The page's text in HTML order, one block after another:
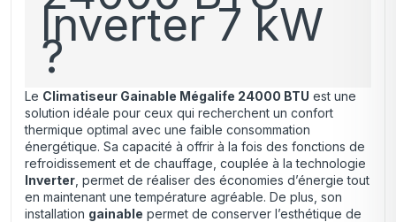
Inverter 7 kW
?
Le Climatiseur Gainable Mégalife 24000 BTU est une
solution idéale pour ceux qui recherchent un confort
thermique optimal avec une faible consommation
énergétique. Sa capacité à offrir à la fois des fonctions de
refroidissement et de chauffage, couplée à la technologie
Inverter , permet de réaliser des économies d’énergie tout
en maintenant une température agréable. De plus, son
installation gainable permet de conserver l’esthétique de